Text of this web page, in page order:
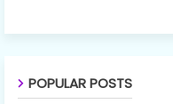
POPULAR POSTS